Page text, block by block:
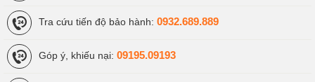
Tra cứu tiến độ bảo hành: 0932.689.889
Góp ý, khiếu nại: 09195.09193